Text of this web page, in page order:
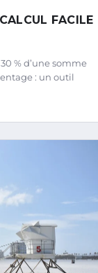
FACILE
% d’une somme
: un outil